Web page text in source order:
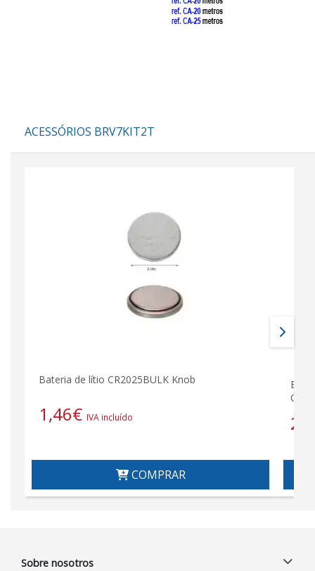
ACESSÓRIOS BRV7KIT2T
Bateria de lítio CR2025BULK Knob
1,46€ IVA incluído
COMPRAR
Sobre nosotros